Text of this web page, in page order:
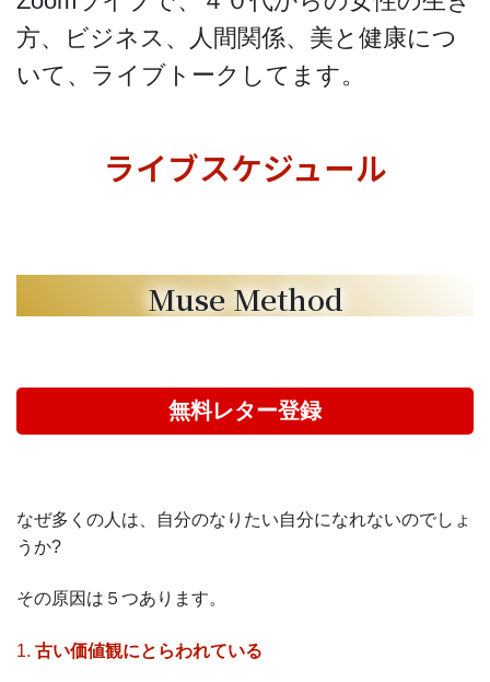
方、ビジネス、人間関係、美と健康につ
いて、ライブトークしてます。
ライブスケジュール
Muse Method
無料レター登録
なぜ多くの人は、自分のなりたい自分になれないのでしょ
うか?
その原因は５つあります。
1. 古い価値観にとらわれている